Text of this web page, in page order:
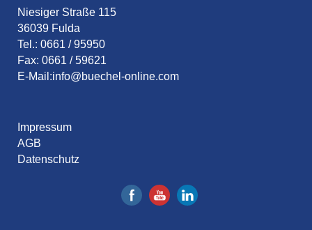
Niesiger Straße 115
36039 Fulda
Tel.: 0661 / 95950
Fax: 0661 / 59621
E-Mail:info@buechel-online.com
Impressum
AGB
Datenschutz